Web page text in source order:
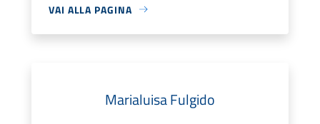
VAI ALLA PAGINA
Marialuisa Fulgido